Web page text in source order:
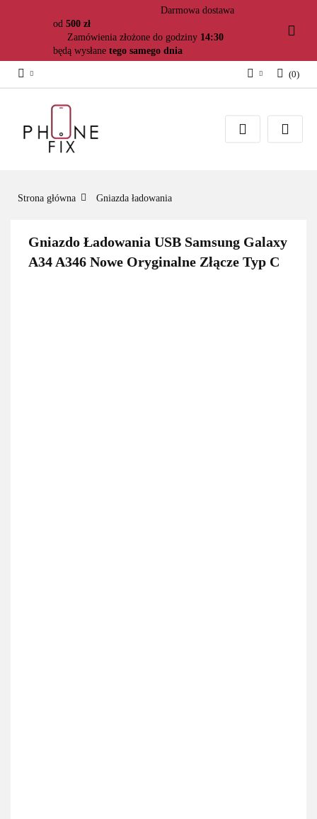
Darmowa dostawa
od 500 zł
Zamówienia złożone do godziny 14:30
będą wysłane tego samego dnia
Załóż konto
(0)
Strona główna Gniazda ładowania
Gniazdo Ładowania USB Samsung Galaxy
A34 A346 Nowe Oryginalne Złącze Typ C